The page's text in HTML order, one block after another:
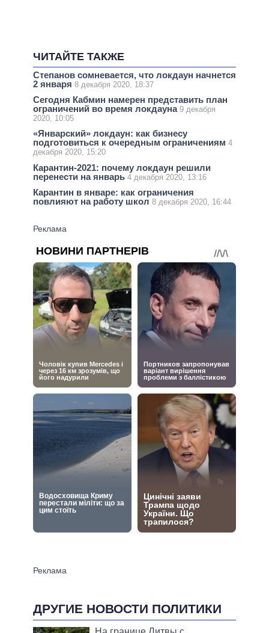
ЧИТАЙТЕ ТАКЖЕ
Степанов сомневается, что локдаун начнется
2 января 8 декабря 2020, 18:37
Сегодня Кабмин намерен представить план
ограничений во время локдауна 9 декабря
2020, 10:05
«Январский» локдаун: как бизнесу
подготовиться к очередным ограничениям 4
декабря 2020, 15:20
Карантин-2021: почему локдаун решили
перенести на январь 4 декабря 2020, 13:16
Карантин в январе: как ограничения
повлияют на работу школ 8 декабря 2020, 16:44
ДРУГИЕ НОВОСТИ ПОЛИТИКИ